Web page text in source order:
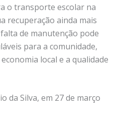
o transporte escolar na
recuperação ainda mais
de manutenção pode
para a comunidade,
local e a qualidade
da Silva, em 27 de março